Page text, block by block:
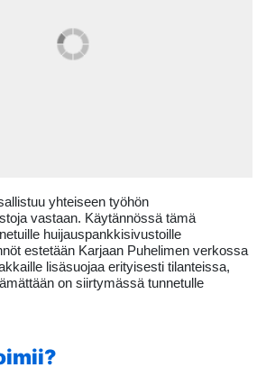
yhteiseen työhön
vastaan. Käytännössä tämä
huijauspankkisivustoille
estetään Karjaan Puhelimen verkossa
lisäsuojaa erityisesti tilanteissa,
on siirtymässä tunnetulle